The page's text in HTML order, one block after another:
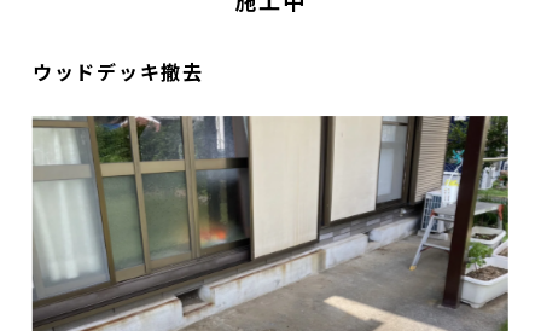
ウッドデッキ撤去